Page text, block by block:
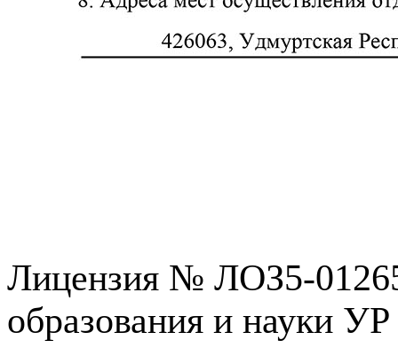
Лицензия № ЛОЗ5-
образования и науки